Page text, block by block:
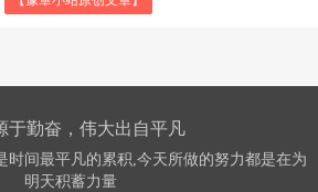
于勤奋，伟大出自平凡
时间最平凡的累积,今天所做的努力都是在为
明天积蓄力量